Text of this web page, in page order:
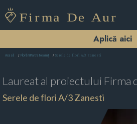
Aplică aici
Acasă Florării Piatra Neamţ Serele de flori A/3 Zanesti
Laureat al proiectului Firma
Serele de flori A/3 Zanesti